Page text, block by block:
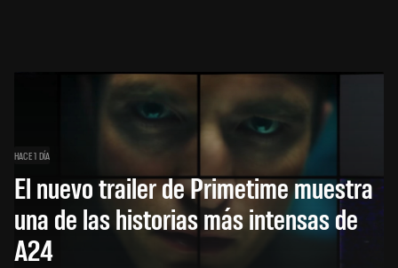
HACE 1 DÍA
El nuevo trailer de Primetime muestra
una de las historias más intensas de
A24